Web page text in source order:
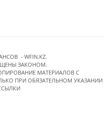
- WFIN.KZ.
ЗАКОНОМ.
МАТЕРИАЛОВ C
ПРИ ОБЯЗАТЕЛЬНОМ УКАЗАНИИ